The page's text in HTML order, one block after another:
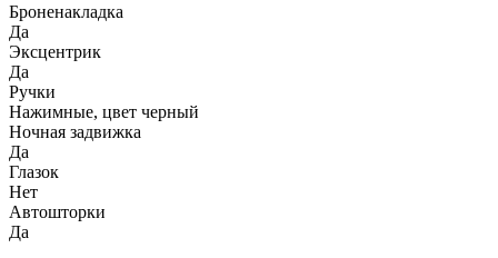
Броненакладка
Да
Эксцентрик
Да
Ручки
Нажимные, цвет черный
Ночная задвижка
Да
Глазок
Нет
Автошторки
Да